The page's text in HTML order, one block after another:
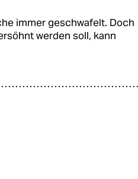
immer geschwafelt. Doch
werden soll, kann